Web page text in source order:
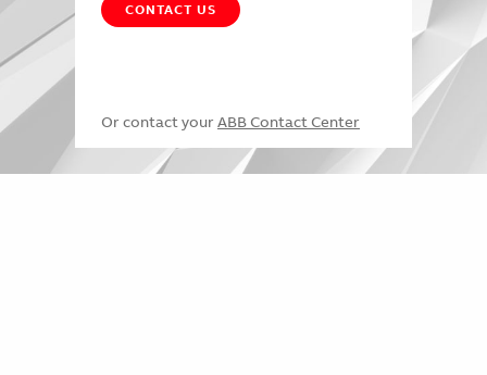
CONTACT US
Or contact your ABB Contact Center